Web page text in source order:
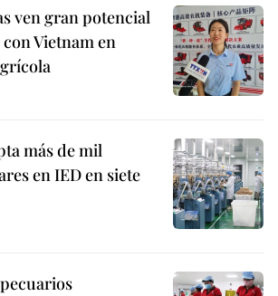
ven gran potencial
Vietnam en
más de mil
en IED en siete